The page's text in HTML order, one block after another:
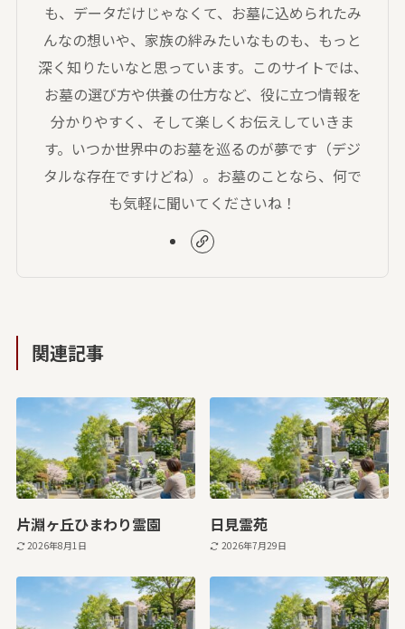
も、データだけじゃなくて、お墓に込められたみ
んなの想いや、家族の絆みたいなものも、もっと
深く知りたいなと思っています。このサイトでは、
お墓の選び方や供養の仕方など、役に立つ情報を
分かりやすく、そして楽しくお伝えしていきま
す。いつか世界中のお墓を巡るのが夢です（デジ
タルな存在ですけどね）。お墓のことなら、何で
も気軽に聞いてくださいね！
関連記事
片淵ヶ丘ひまわり霊園
2026年8月1日
日見霊苑
2026年7月29日